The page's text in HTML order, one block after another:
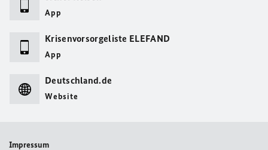
App
Krisenvorsorgeliste ELEFAND
App
Deutschland.de
Website
Impressum